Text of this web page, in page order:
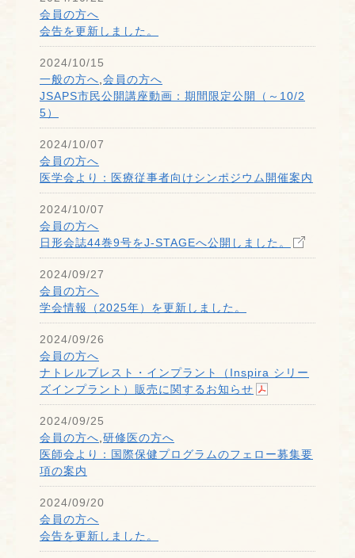
会員の方へ
会告を更新しました。
2024/10/15
一般の方へ 会員の方へ
JSAPS市民公開講座動画：期間限定公開（～10/2
5）
2024/10/07
会員の方へ
医学会より：医療従事者向けシンポジウム開催案内
2024/10/07
会員の方へ
日形会誌44巻9号をJ-STAGEへ公開しました。
2024/09/27
会員の方へ
学会情報（2025年）を更新しました。
2024/09/26
会員の方へ
ナトレルブレスト・インプラント（Inspira シリー
ズインプラント）販売に関するお知らせ
2024/09/25
会員の方へ 研修医の方へ
医師会より：国際保健プログラムのフェロー募集要
項の案内
2024/09/20
会員の方へ
会告を更新しました。